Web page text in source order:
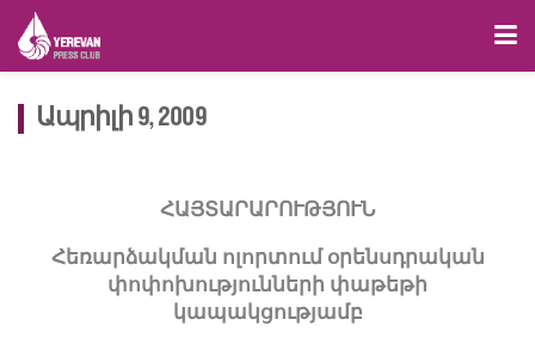
Ապրիլի 9, 2009
ՀԱՅՏԱՐԱՐՈՒԹՅՈՒՆ
Հեռարձակման ոլորտում օրենսդրական
փոփոխությունների փաթեթի
կապակցությամբ